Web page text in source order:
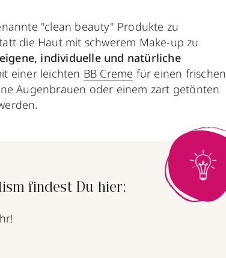
"clean beauty" Produkte zu
die Haut mit schwerem Make-up zu
individuelle und natürliche
einer leichten BB Creme für einen frischen
Augenbrauen oder einem zart getönten
findest Du hier: